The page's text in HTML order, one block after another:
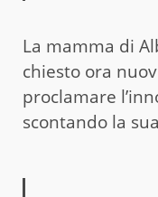
La mamma di
chiesto ora
proclamare
scontando la